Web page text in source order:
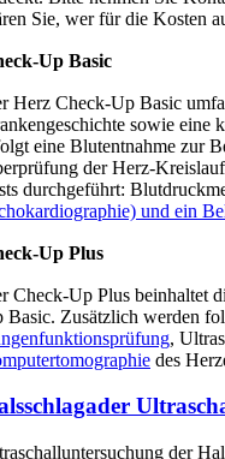
Sie, wer für die Kosten
Up Basic
Herz Check-Up Basic
sowie eine
eine Blutentnahme zur
der Herz-
durchgeführt:
und ein
Up Plus
Check-Up Plus beinhaltet
Basic. Zusätzlich werden
,
des
der